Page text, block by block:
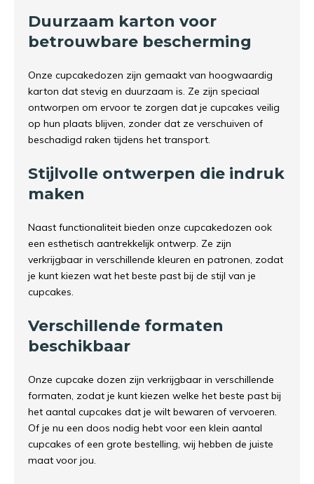
Duurzaam karton voor
betrouwbare bescherming
Onze cupcakedozen zijn gemaakt van hoogwaardig
karton dat stevig en duurzaam is. Ze zijn speciaal
ontworpen om ervoor te zorgen dat je cupcakes veilig
op hun plaats blijven, zonder dat ze verschuiven of
beschadigd raken tijdens het transport.
Stijlvolle ontwerpen die indruk
maken
Naast functionaliteit bieden onze cupcakedozen ook
een esthetisch aantrekkelijk ontwerp. Ze zijn
verkrijgbaar in verschillende kleuren en patronen, zodat
je kunt kiezen wat het beste past bij de stijl van je
cupcakes.
Verschillende formaten
beschikbaar
Onze cupcake dozen zijn verkrijgbaar in verschillende
formaten, zodat je kunt kiezen welke het beste past bij
het aantal cupcakes dat je wilt bewaren of vervoeren.
Of je nu een doos nodig hebt voor een klein aantal
cupcakes of een grote bestelling, wij hebben de juiste
maat voor jou.